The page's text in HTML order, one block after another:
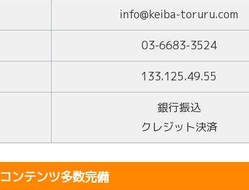
info@keiba-toruru.com
03-6683-3524
133.125.49.55
銀行振込
クレジット決済
コンテンツ多数完備